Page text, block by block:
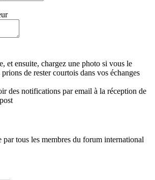
et ensuite, chargez une photo si vous le
de rester courtois dans vos échanges
des notifications par email à la réception de
par tous les membres du forum international